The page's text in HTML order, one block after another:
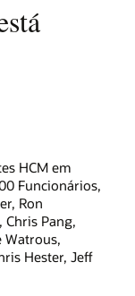
HCM em
Funcionários,
Ron
Pang,
Watrous,
Hester, Jeff